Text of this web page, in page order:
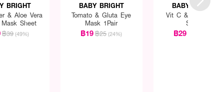
BRIGHT
& Aloe Vera
Sheet
฿39 (49%)
BABY BRIGHT
Tomato & Gluta Eye
Mask 1Pair
฿19฿25 (24%)
BABY BRIGHT
Vit C & Yuzu Body
Scrub
฿29